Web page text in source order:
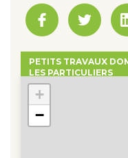
PETITS TRAVAUX
LES PARTICULIERS
+
−